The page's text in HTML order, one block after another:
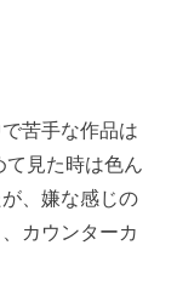
苦手な作品は
て見た時は色ん
、嫌な感じの
カウンターカ